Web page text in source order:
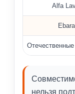
Alfa
Ebara
нельзя